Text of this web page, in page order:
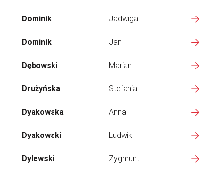
Dominik Jadwiga
Dominik Jan
Dębowski Marian
Drużyńska Stefania
Dyakowska Anna
Dyakowski Ludwik
Dylewski Zygmunt